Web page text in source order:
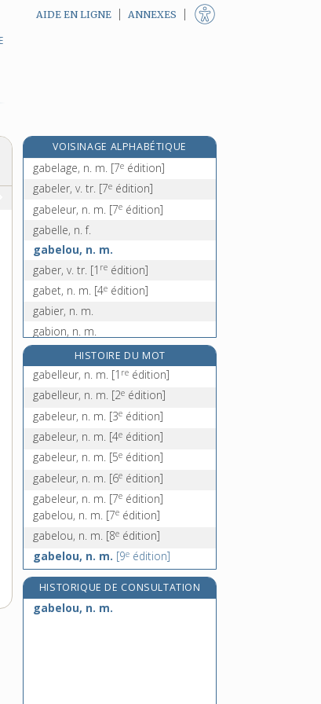
AIDE EN LIGNE ANNEXES
VOISINAGE ALPHABÉTIQUE
gabegie, n. f.
gabelage, n. m. [7e édition]
gabeler, v. tr. [7e édition]
gabeleur, n. m. [7e édition]
gabelle, n. f.
gabelou, n. m.
gaber, v. tr. [1 re édition]
gabet, n. m. [4e édition]
gabier, n. m.
gabion, n. m.
gabionnade, n. m. [7e édition]
gabionner, v. tr. [7eédition]
gable, n. m.
gâble, n. m.
gabonais, -aise, adj.
HISTOIRE DU MOT
gabelleur, n. m. [1 re édition]
gabelleur, n. m. [2e édition]
gabeleur, n. m. [3e édition]
gabeleur, n. m. [4e édition]
gabeleur, n. m. [5e édition]
gabeleur, n. m. [6e édition]
gabeleur, n. m. [7e édition]
gabelou, n. m. [7e édition]
gabelou, n. m. [8e édition]
gabelou, n. m. [9e édition]
HISTORIQUE DE CONSULTATION
gabelou, n. m.